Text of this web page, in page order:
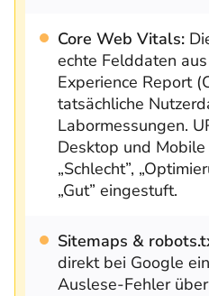
Core Web Vitals:
echte Felddaten
Experience Report
tatsächliche
Labormessungen.
Desktop und
„Schlecht”,
„Gut” eingestuft.
Sitemaps &
direkt bei Google
Auslese-Fehler